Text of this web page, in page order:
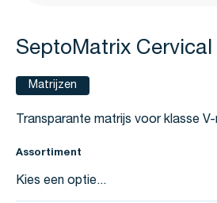
SeptoMatrix Cervical
Matrijzen
Transparante matrijs voor klasse
Assortiment